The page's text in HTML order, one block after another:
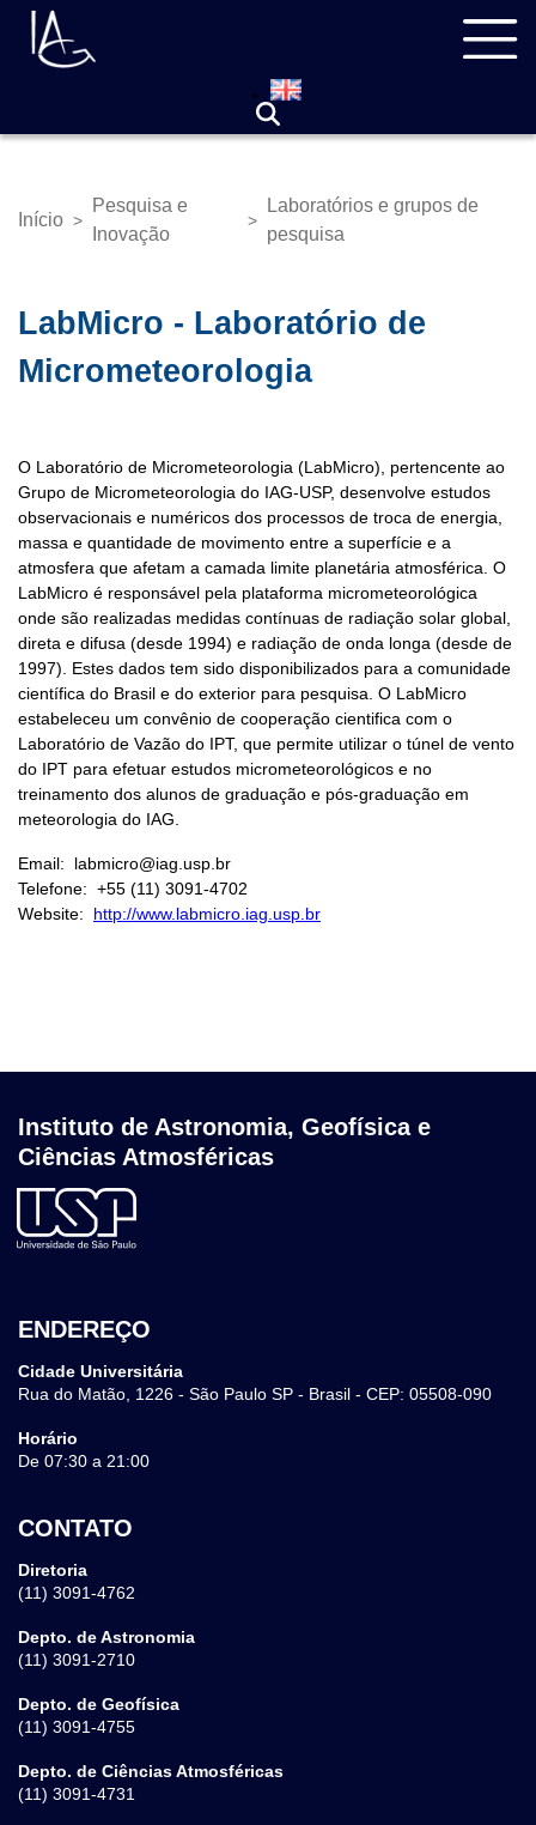
Pular
para
Trilha
Início >
Pesquisa e
Inovação
>
Laboratórios e grupos de
pesquisa
LabMicro - Laboratório de
Micrometeorologia
O Laboratório de Micrometeorologia (LabMicro), pertencente ao
Grupo de Micrometeorologia do IAG-USP, desenvolve estudos
observacionais e numéricos dos processos de troca de energia,
massa e quantidade de movimento entre a superfície e a
atmosfera que afetam a camada limite planetária atmosférica. O
LabMicro é responsável pela plataforma micrometeorológica
onde são realizadas medidas contínuas de radiação solar global,
direta e difusa (desde 1994) e radiação de onda longa (desde de
1997). Estes dados tem sido disponibilizados para a comunidade
científica do Brasil e do exterior para pesquisa. O LabMicro
estabeleceu um convênio de cooperação cientifica com o
Laboratório de Vazão do IPT, que permite utilizar o túnel de vento
do IPT para efetuar estudos micrometeorológicos e no
treinamento dos alunos de graduação e pós-graduação em
meteorologia do IAG.
Email: labmicro@iag.usp.br
Telefone: +55 (11) 3091-4702
Website: http://www.labmicro.iag.usp.br
Instituto de Astronomia, Geofísica e
Ciências Atmosféricas
ENDEREÇO
Cidade Universitária
Rua do Matão, 1226 - São Paulo SP - Brasil - CEP: 05508-090
Horário
De 07:30 a 21:00
CONTATO
Diretoria
(11) 3091-4762
Depto. de Astronomia
(11) 3091-2710
Depto. de Geofísica
(11) 3091-4755
Depto. de Ciências Atmosféricas
(11) 3091-4731